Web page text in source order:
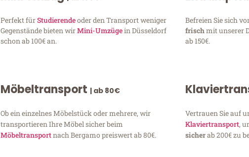
Perfekt fürStudierendeoder den Transport weniger
Gegenstände bieten wirMini-Umzügein Düsseldorf
schon ab 100€ an.
Befreien Sie sich
frischmit unserer
ab 150€.
Möbeltransport | ab 80€
Ob ein einzelnes Möbelstück oder mehrere, wir
transportieren Ihre Möbel sicher beim
Möbeltransportnach Bergamo preiswert ab 80€.
Vertrauen Sie auf
Klaviertransport,
sicherab 200€ zu